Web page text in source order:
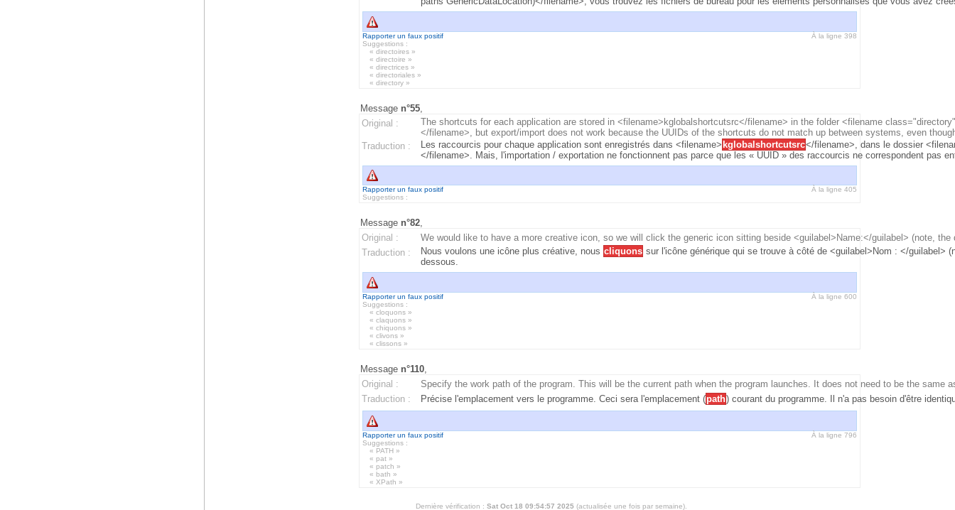
À la ligne 398
Rapporter un faux positif
Suggestions :
« directoires »
« directoire »
« directrices »
« directoriales »
« directory »
Message n°55
Original :
The shortcuts for each application are stored in <filename>kglobalshortcutsrc</filename> in the folder <filename
</filename>, but export/import does not work because the UUIDs of the shortcuts do not match up between systems, even
Traduction :
Les raccourcis pour chaque application sont enregistrés dans <filename> kglobalshortcutsrc</filename>, dans le dossier
</filename>. Mais, l'importation / exportation ne fonctionnent pas parce que les « UUID » des raccourcis ne correspondent
À la ligne 405
Rapporter un faux positif
Suggestions :
Message n°82,
Original :
We would like to have a more creative icon, so we will click the generic icon sitting beside <guilabel>Name:</guilabel> (note,
Traduction :
Nous voulons une icône plus créative, nous cliquons sur l'icône générique qui se trouve à côté de <guilabel>Nom : </
dessous.
À la ligne 600
Rapporter un faux positif
Suggestions :
« cloquons »
« claquons »
« chiquons »
« clivons »
« clissons »
Message n°110,
Original :
Specify the work path of the program. This will be the current path when the program launches. It does not need to be the same
Traduction :
Précise l'emplacement vers le programme. Ceci sera l'emplacement (path) courant du programme. Il n'a pas besoin d'être
À la ligne 796
Rapporter un faux positif
Suggestions :
« PATH »
« pat »
« patch »
« bath »
« XPath »
Dernière vérification :Sat Oct 18 09:54:57 2025 (actualisée une fois par semaine).